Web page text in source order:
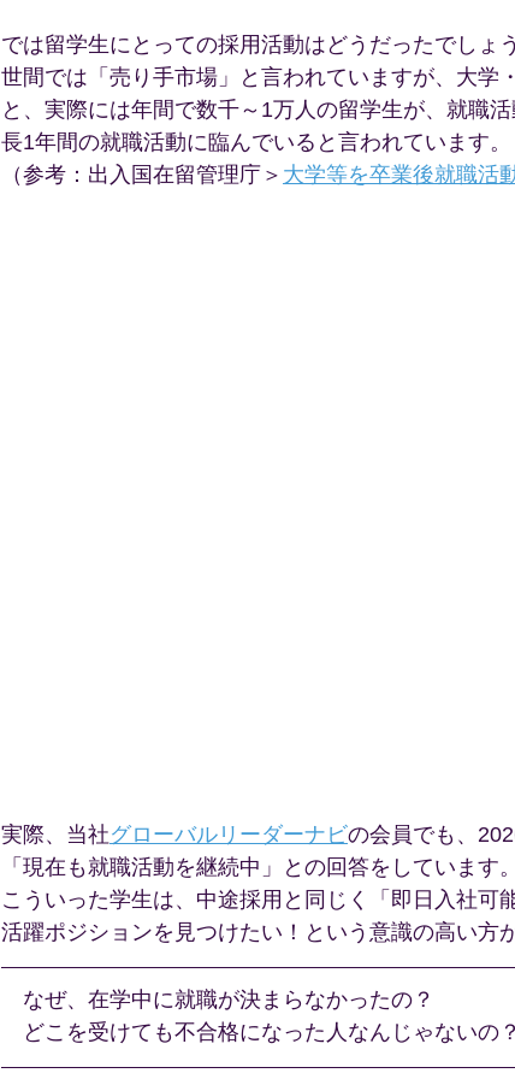
では留学生にとっての採用活動はどうだったでしょ
世間では「売り手市場」と言われていますが、大学
と、実際には年間で数千～1万人の留学生が、就職
長1年間の就職活動に臨んでいると言われています。
（参考：出入国在留管理庁＞ 大学等を卒業後就職活
実際、当社グローバルリーダーナビの会員でも、
「現在も就職活動を継続中」との回答をしています。
こういった学生は、中途採用と同じく「即日入社可
活躍ポジションを見つけたい！という意識の高い方
なぜ、在学中に就職が決まらなかったの？
どこを受けても不合格になった人なんじゃないの？